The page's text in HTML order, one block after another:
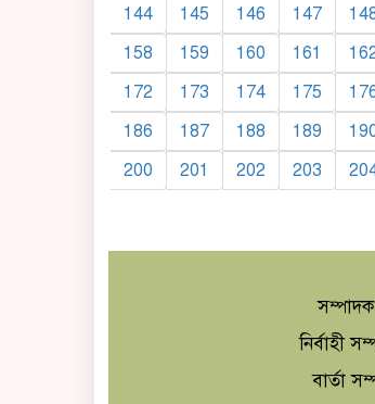
144
145 146 147
158
159 160 161
172
173 174 175
186
187 188 189
200
201 202 203
নির্বাহী
বার্তা